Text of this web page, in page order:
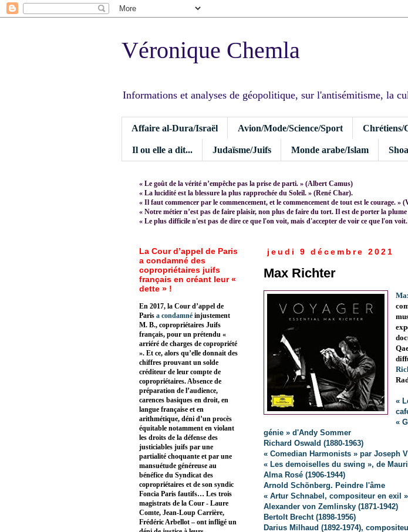
Véronique Chemla
Informations et analyses de géopolitique, sur l'antisémitisme, la
Affaire al-Dura/Israël Avion/Mode/Science/Sport Chrétiens/
Il ou elle a dit... Judaïsme/Juifs Monde arabe/Islam
« Le goût de la vérité n’empêche pas la prise de parti. » (Albert Camus)
« La lucidité est la blessure la plus rapprochée du Soleil. » (René Char).
« Il faut commencer par le commencement, et le commencement de tout est le courage. »
« Notre métier n’est pas de faire plaisir, non plus de faire du tort. Il est de porter la
« Le plus difficile n'est pas de dire ce que l'on voit, mais d'accepter de voir ce que l'on
jeudi 9 décembre 2021
Max Richter
m
«
«
génie » d'Andy Sommer
Richard Oswald (1880-1963)
« Comedian Harmonists » par Joseph
« Les demoiselles du swing », de
Alma Rosé (1906-1944)
Arnold Schönberg. Peindre l'âme
« Artur Schnabel, compositeur en exil
Alexander von Zemlinsky (1871-1942)
Bertolt Brecht (1898-1956)
Darius Milhaud (1892-1974),
La Cour d’appel de Paris
a condamné des
copropriétaires juifs
français en créant leur «
dette » !
En 2017, la Cour d’appel de
Paris a condamné injustement
M. B., copropriétaires Juifs
français, pour un prétendu «
arriéré de charges de copropriété
». Et ce, alors qu’elle donnait des
chiffres prouvant un solde
créditeur de leur compte de
copropriétaires. Absence de
préparation de l’audience,
carences basiques en droit, en
langue française et en
arithmétique, déni d’un procès
équitable notamment en violant
les droits de la défense des
justiciables juifs par une
partialité choquante et par une
mansuétude généreuse au
bénéfice du Syndicat des
copropriétaires et de son syndic
Foncia Paris fautifs… Les trois
magistrats de la Cour - Laure
Comte, Jean-Loup Carrière,
Frédéric Arbellot – ont infligé un